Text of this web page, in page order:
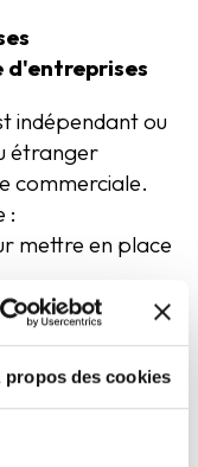
propos des cookies
d'entreprises
indépendant ou
étranger
commerciale.
:
mettre en place
exercé
participation